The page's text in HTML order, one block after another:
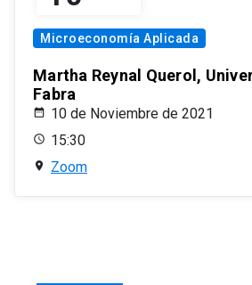
Microeconomía Aplicada
Martha Reynal Querol,
Fabra
10 de Noviembre de 2021
15:30
Zoom